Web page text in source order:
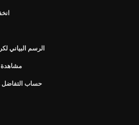
الرسم البياني
مشاهدة
حساب التفاضل